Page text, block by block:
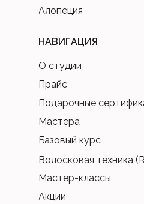
НАВИГАЦИЯ
Мастер-классы
Прайс
Акции
Подарочные
Волосковая техника
Базовый курс
Мастера
О студии
Алопеция